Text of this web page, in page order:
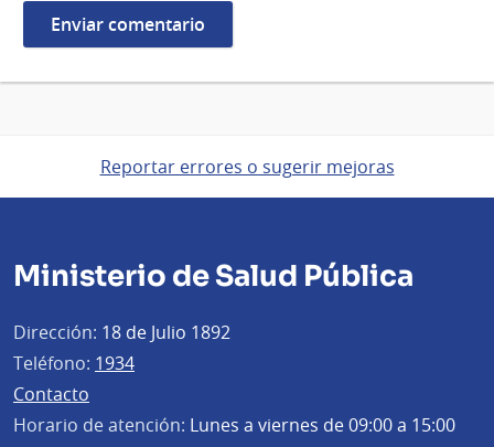
Reportar errores o sugerir mejoras
Ministerio de Salud Pública
Dirección: 18 de Julio 1892
Teléfono: 1934
Contacto
Horario de atención: Lunes a viernes de 09:00 a 15:00